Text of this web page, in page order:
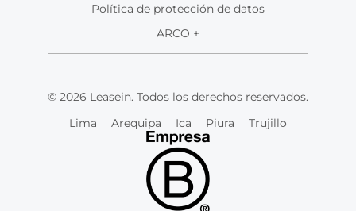
Política de protección de datos
ARCO +
© 2026 Leasein. Todos los derechos reservados.
Lima
Arequipa Ica Piura Trujillo